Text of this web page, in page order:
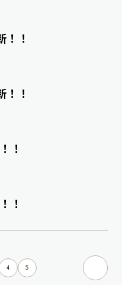
！
！
！
！
4 5